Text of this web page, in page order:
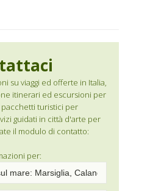
su viaggi ed offerte in Italia,
itinerari ed escursioni per
pacchetti turistici per
guidati in città d'arte per
il modulo di contatto:
per: